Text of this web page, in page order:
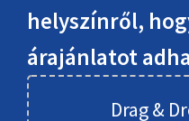
helyszínről,
árajánlatot
Drag &